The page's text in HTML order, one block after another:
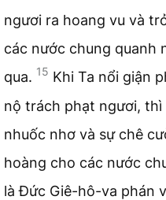
ngươi ra hoang vu và
các nước chung quanh
qua. 15 Khi Ta nổi giận
nộ trách phạt ngươi,
nhuốc nhơ và sự chê
hoàng cho các nước
là Đức Giê-hô-va phán